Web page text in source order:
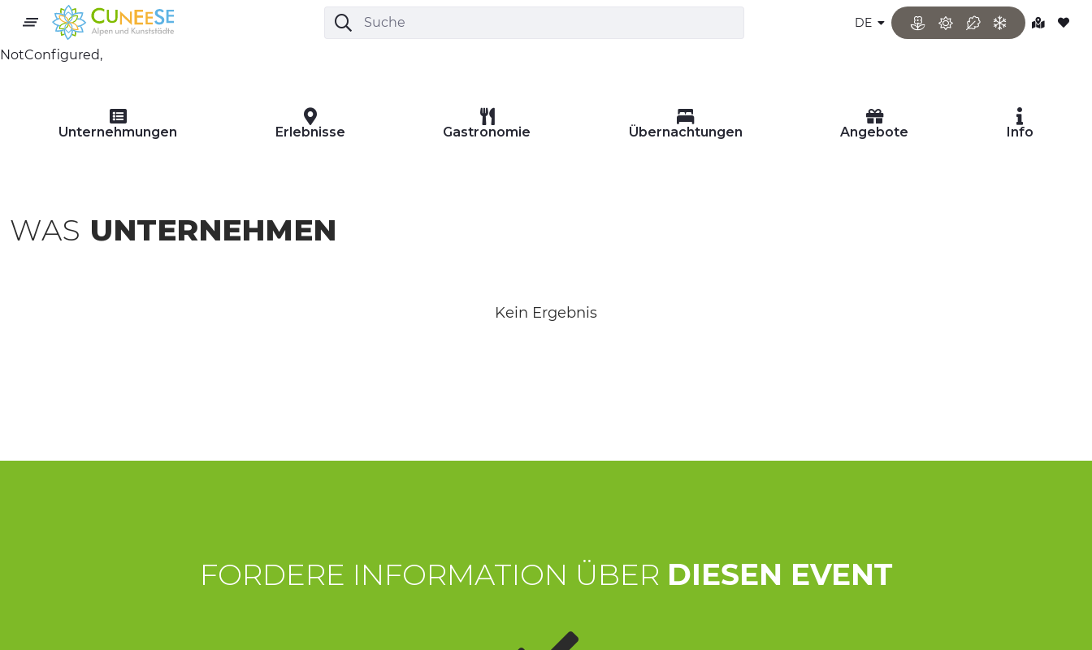
DE
NotConfigured,
Unternehmungen Erlebnisse Gastronomie Übernachtungen Angebote Info
WAS UNTERNEHMEN
Kein Ergebnis
FORDERE INFORMATION ÜBER DIESEN EVENT